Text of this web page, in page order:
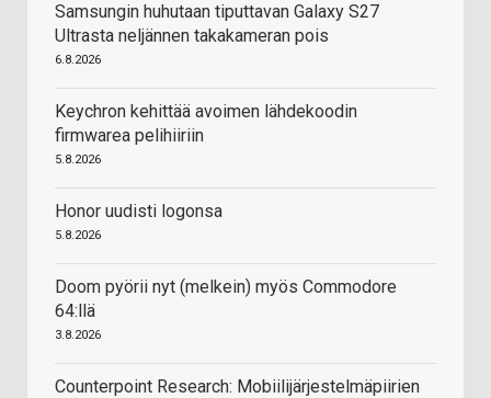
Samsungin huhutaan tiputtavan Galaxy S27
Ultrasta neljännen takakameran pois
6.8.2026
Keychron kehittää avoimen lähdekoodin
firmwarea pelihiiriin
5.8.2026
Honor uudisti logonsa
5.8.2026
Doom pyörii nyt (melkein) myös Commodore
64:llä
3.8.2026
Counterpoint Research: Mobiilijärjestelmäpiirien